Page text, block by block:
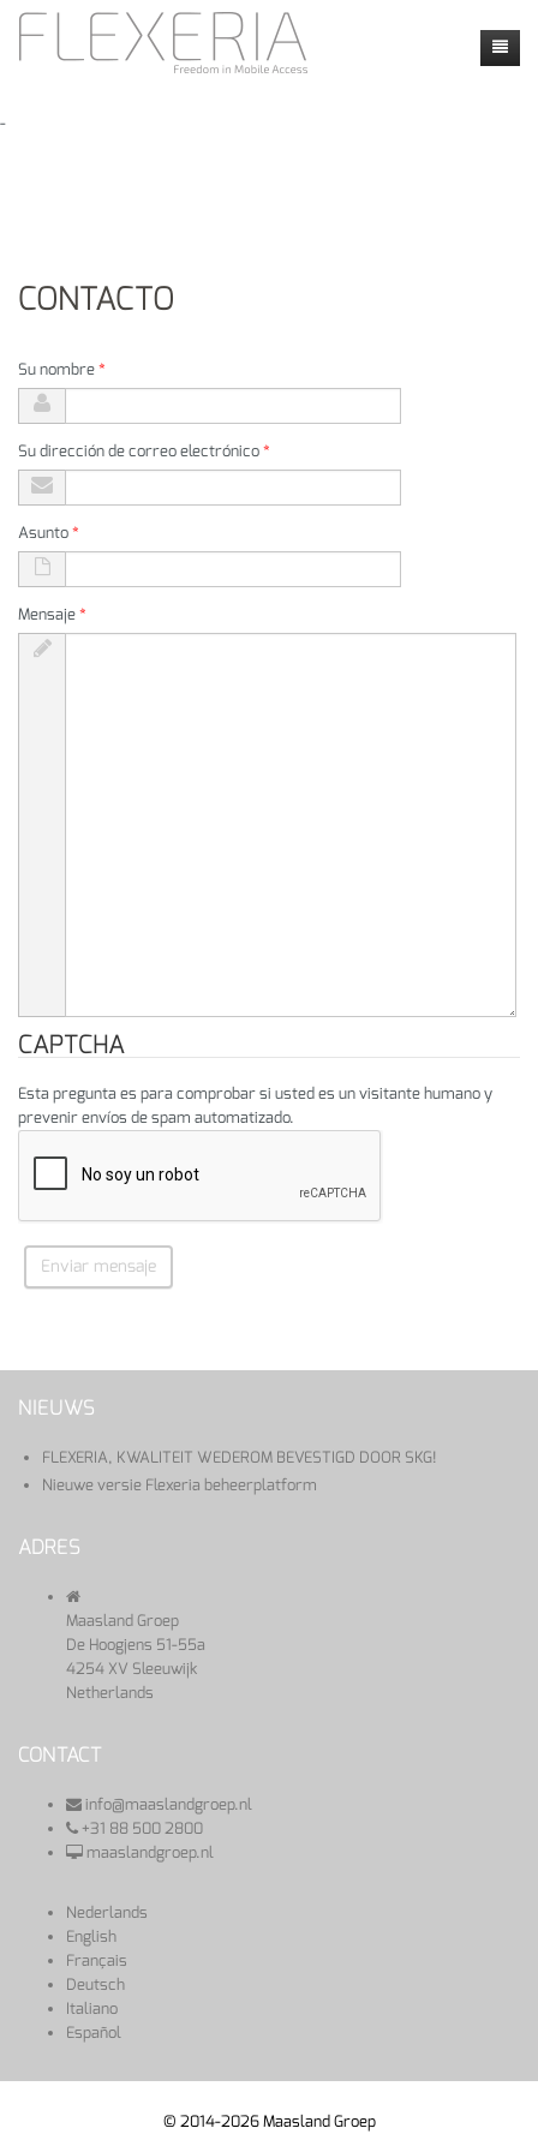
-
CONTACTO
Su nombre*
Su dirección de correo electrónico*
Asunto*
Mensaje*
CAPTCHA
Esta pregunta es para comprobar si usted es un visitante humano y
prevenir envíos de spam automatizado.
Enviar mensaje
NIEUWS
FLEXERIA, KWALITEIT WEDEROM BEVESTIGD DOOR SKG!
Nieuwe versie Flexeria beheerplatform
ADRES
Maasland Groep
De Hoogjens 51-55a
4254 XV Sleeuwijk
Netherlands
CONTACT
info@maaslandgroep.nl
+31 88 500 2800
maaslandgroep.nl
Nederlands
English
Français
Deutsch
Italiano
Español
© 2014-2026 Maasland Groep